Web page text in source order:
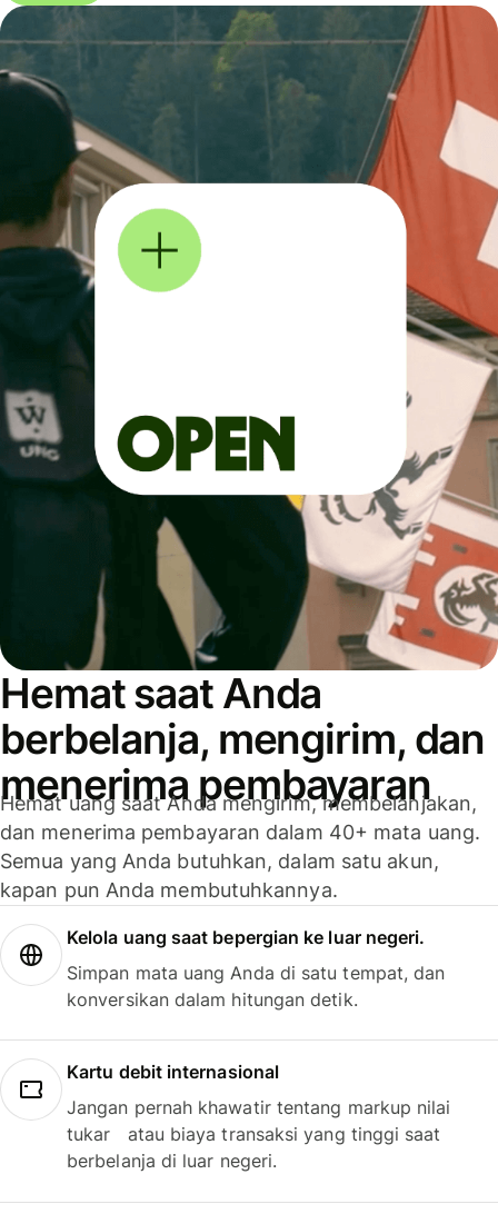
Hemat saat Anda
berbelanja, mengirim, dan
menerima pembayaran
Hemat uang saat Anda mengirim, membelanjakan,
dan menerima pembayaran dalam 40+ mata uang.
Semua yang Anda butuhkan, dalam satu akun,
kapan pun Anda membutuhkannya.
Kelola uang saat bepergian ke luar negeri.
Simpan mata uang Anda di satu tempat, dan
konversikan dalam hitungan detik.
Kartu debit internasional
Jangan pernah khawatir tentang markup nilai
tukar atau biaya transaksi yang tinggi saat
berbelanja di luar negeri.